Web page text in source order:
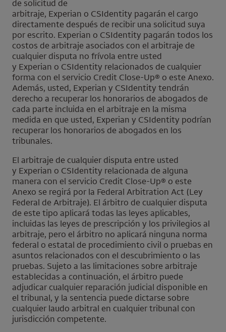
de solicitud de
arbitraje, Experian o CSIdentity pagarán el cargo
directamente después de recibir una solicitud suya
por escrito. Experian o CSIdentity pagarán todos los
costos de arbitraje asociados con el arbitraje de
cualquier disputa no frívola entre usted
y Experian o CSIdentity relacionados de cualquier
forma con el servicio Credit Close-Up® o este Anexo.
Además, usted, Experian y CSIdentity tendrán
derecho a recuperar los honorarios de abogados de
cada parte incluida en el arbitraje en la misma
medida en que usted, Experian y CSIdentity podrían
recuperar los honorarios de abogados en los
tribunales.
El arbitraje de cualquier disputa entre usted
y Experian o CSIdentity relacionada de alguna
manera con el servicio Credit Close-Up® o este
Anexo se regirá por la Federal Arbitration Act (Ley
Federal de Arbitraje). El árbitro de cualquier disputa
de este tipo aplicará todas las leyes aplicables,
incluidas las leyes de prescripción y los privilegios al
arbitraje, pero el árbitro no aplicará ninguna norma
federal o estatal de procedimiento civil o pruebas en
asuntos relacionados con el descubrimiento o las
pruebas. Sujeto a las limitaciones sobre arbitraje
establecidas a continuación, el árbitro puede
adjudicar cualquier reparación judicial disponible en
el tribunal, y la sentencia puede dictarse sobre
cualquier laudo arbitral en cualquier tribunal con
jurisdicción competente.